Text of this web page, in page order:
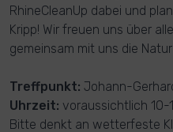
RhineCleanUp dabei und
Kripp! Wir freuen uns über
gemeinsam mit uns die
Treffpunkt: Johann-
Uhrzeit: voraussichtlich 10-
Bitte denkt an wetterfeste